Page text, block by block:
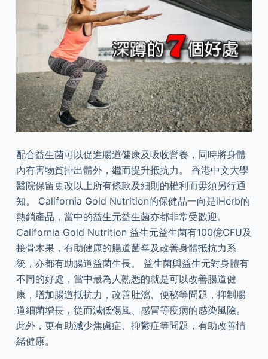
配合益生菌可以促進腸道健康及吸收營養，同時將身體
內有害物質排出體外，繼而提升抵抗力。 香港中文大學
醫院保留更改以上所有條款及細則的權利而毋須另行通
知。 California Gold Nutrition的保健品一向是iHerb的
熱銷產品，當中的益生元益生菌亦都非常受歡迎。
California Gold Nutrition 益生元益生菌有100億CFU及
接骨木果，有助健康的腸道菌羣及改善身體抵抗力系
統，亦都有助腸道益菌生長。 益生菌與益生元對身體有
不同的好處，當中最為人熟悉的就是可以改善腸道健
康，增加腸道抵抗力，改善肚瀉、便秘等問題，抑制腸
道細菌增長，從而減低傷風、感冒等疫病的感染風險。
此外，更有助減少焦慮症、抑鬱症等問題，有助改善情
緒健康。